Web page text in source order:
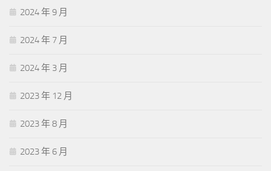
2024 年 9 月
2024 年 7 月
2024 年 3 月
2023 年 12 月
2023 年 8 月
2023 年 6 月